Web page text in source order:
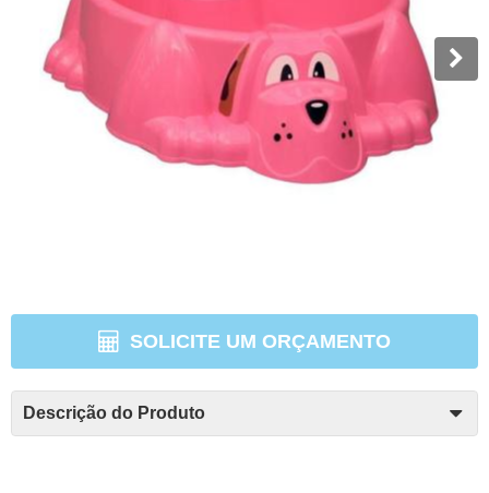
SOLICITE UM ORÇAMENTO
Descrição do Produto